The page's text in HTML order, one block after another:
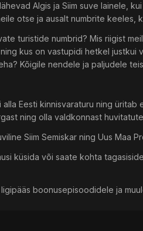
Algis ja Siim suve lainele,
otse ja ausalt numbrite keeles,
turistide numbrid? Mis riigist
kus on vastupidi hetkel justkui
Kõigile nendele ja paljudele
Eesti kinnisvaraturu ning
ning olla valdkonnast
Siim Semiskar ning Uus Maa
küsida või saate kohta
boonusepisoodidele ja